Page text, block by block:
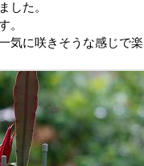
した。
。
気に咲きそうな感じで楽